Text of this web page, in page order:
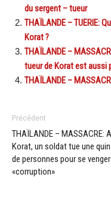
du sergent – tueur
THAÏLANDE – TUERIE:
Korat ?
THAÏLANDE –
tueur de Korat est aussi
THAÏLANDE –
Précédent
THAÏLANDE – MASSACRE: A
Korat, un soldat tue une
de personnes pour se
«corruption»